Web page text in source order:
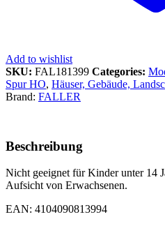
Add to wishlist
SKU: FAL181399 Categories:
Spur HO, Häuser, Gebäude,
Brand: FALLER
Beschreibung
Nicht geeignet für Kinder unter 14
Aufsicht von Erwachsenen.
EAN: 4104090813994